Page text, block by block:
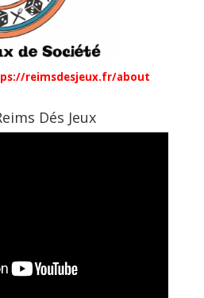
reimsdesjeux.fr/about
Dés Jeux